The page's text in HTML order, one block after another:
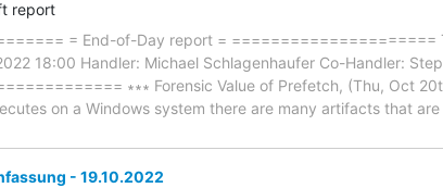
report
= End-of-Day report = =====================
18:00 Handler: Michael Schlagenhaufer Co-Handler:
∗∗∗ Forensic Value of Prefetch, (Thu,
on a Windows system there are many artifacts that
- 19.10.2022